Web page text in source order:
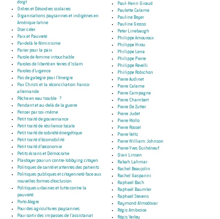
doigt
Ordres et Désordres scolaires
Organisations paysannes et indigènes en
Amérique latine
Oser créer
Paix et Pauvreté
Par-delà le féminisme
Parier pour la paix
Parole de femme intouchable
Paroles de liberté en terres d’islam
Paroles d’urgence
Pas de gabegie pour l’énergie
Pax Christi et la réconciliation franco-
allemande
Pêche en eau trouble ?
Pendant et au-delà de la guerre
Penser par soi-même
Petit traité de gouvernance
Petit traité de résilience locale
Petit traité de sobriété énergétique
Petit traité d’écomobilité
Petit traité d’œconomie
Petits écrans et Démocratie
Plaidoyer pour un contre-lobbying citoyen
Politiques de santé et attentes des patients
Politiques publiques et citoyenneté face aux
nouvelles formes d’exclusion
Politiques urbaines et lutte contre la
pauvreté
Porto Alegre
Pour des agricultures paysannes
Pour sortir des impasses de l’assistanat
Paul-Henri Giraud
Paulette Calame
Pauline Boyer
Pauline Grosso
Peter Linebaugh
Philippe Amouroux
Philippe Hirou
Philippe Lena
Philippe Pierre
Philippe Revelli
Philippe Robichon
Pierre Audinet
Pierre Calame
Pierre Campagne
Pierre Chambert
Pierre De Zutter
Pierre Judet
Pierre Mollo
Pierre Rossel
Pierre Veltz
Pierre William Johnson
Pierre-Yves Guihéneuf
Qian Linsen
Rabah Lahmar
Rachel Beaujolin
Rachel Gasparini
Raphaël Bach
Raphaël Baumler
Raphaël Stevens
Raymond Almodovar
Régis Ambroise
Régis Verley